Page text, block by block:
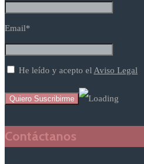
Email*
He leído y acepto el Aviso Legal
Contáctanos